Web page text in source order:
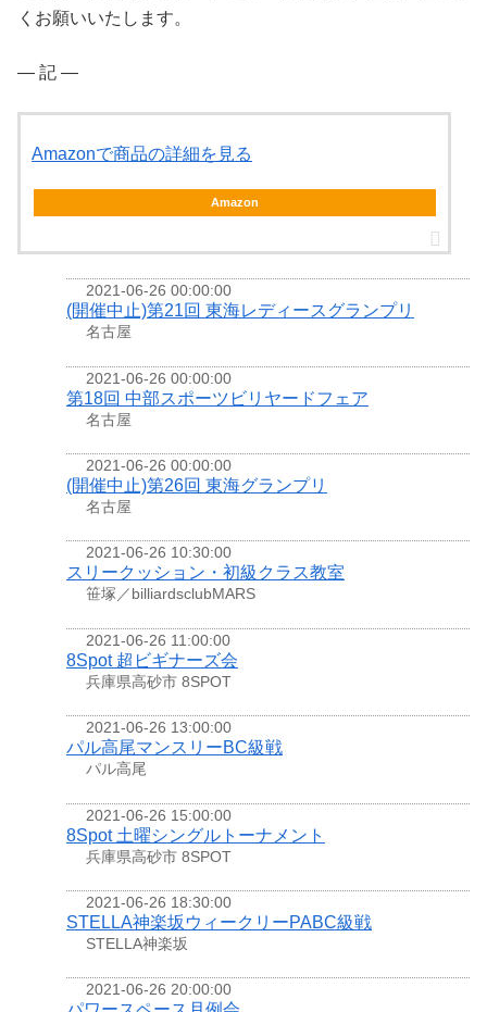
くお願いいたします。
― 記 ―
Amazonで商品の詳細を見る
Amazon
2021-06-26 00:00:00
(開催中止)第21回 東海レディースグランプリ
名古屋
2021-06-26 00:00:00
第18回 中部スポーツビリヤードフェア
名古屋
2021-06-26 00:00:00
(開催中止)第26回 東海グランプリ
名古屋
2021-06-26 10:30:00
スリークッション・初級クラス教室
笹塚／billiardsclubMARS
2021-06-26 11:00:00
8Spot 超ビギナーズ会
兵庫県高砂市 8SPOT
2021-06-26 13:00:00
パル高尾マンスリーBC級戦
パル高尾
2021-06-26 15:00:00
8Spot 土曜シングルトーナメント
兵庫県高砂市 8SPOT
2021-06-26 18:30:00
STELLA神楽坂ウィークリーPABC級戦
STELLA神楽坂
2021-06-26 20:00:00